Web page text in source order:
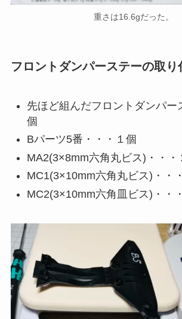
重さは16.6gだった。
フロントダンパーステーの取り
先ほど組んだフロントダンパー
個
Bパーツ5番・・・１個
MA2(3×8mm六角丸ビス)・・・
MC1(3×10mm六角丸ビス)・・
MC2(3×10mm六角皿ビス)・・